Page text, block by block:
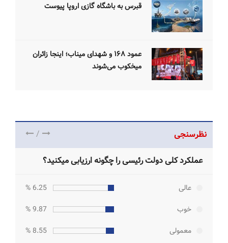
قبرس به باشگاه گازی اروپا پیوست
عمود ۱۶۸ و شهدای میناب؛ اینجا زائران
میخکوب می‌شوند
نظرسنجی /
عملکرد کلی دولت رئیسی را چگونه ارزیابی میکنید؟
عالی
6.25 %
خوب
9.87 %
معمولی
8.55 %